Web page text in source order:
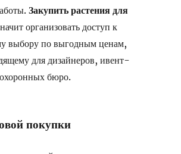
Закупить растения для
организовать доступ к
выбору по выгодным ценам,
для дизайнеров, ивент-
бюро.
покупки